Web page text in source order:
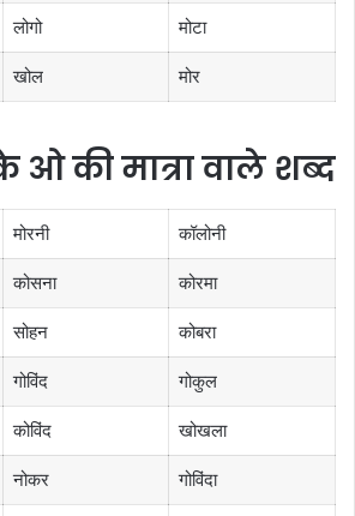
लोगो मोटा
खोल मोर
ओ की मात्रा वाले शब्द
मोरनी कॉलोनी
कोसना कोरमा
सोहन कोबरा
गोविंद गोकुल
कोविंद खोखला
नोकर गोविंदा